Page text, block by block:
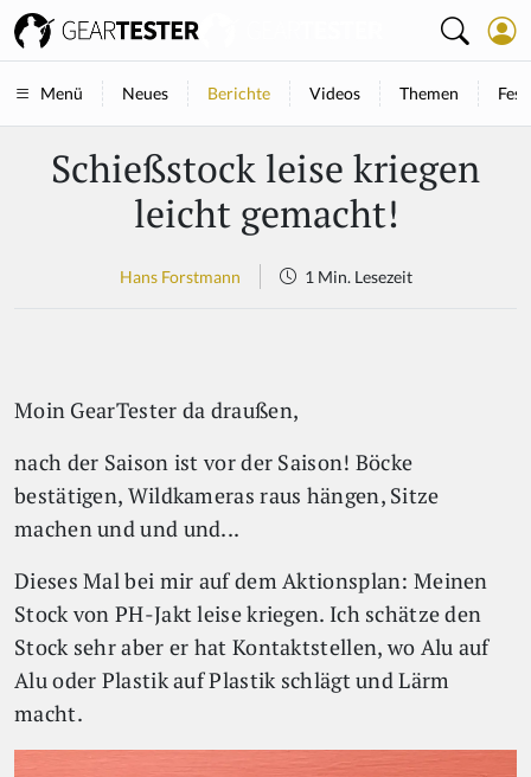
Menü Neues Berichte Videos Themen
Schießstock leise kriegen
leicht gemacht!
Hans Forstmann 1 Min. Lesezeit
Moin GearTester da draußen,
nach der Saison ist vor der Saison! Böcke
bestätigen, Wildkameras raus hängen, Sitze
machen und und und...
Dieses Mal bei mir auf dem Aktionsplan: Meinen
Stock von PH-Jakt leise kriegen. Ich schätze den
Stock sehr aber er hat Kontaktstellen, wo Alu auf
Alu oder Plastik auf Plastik schlägt und Lärm
macht.